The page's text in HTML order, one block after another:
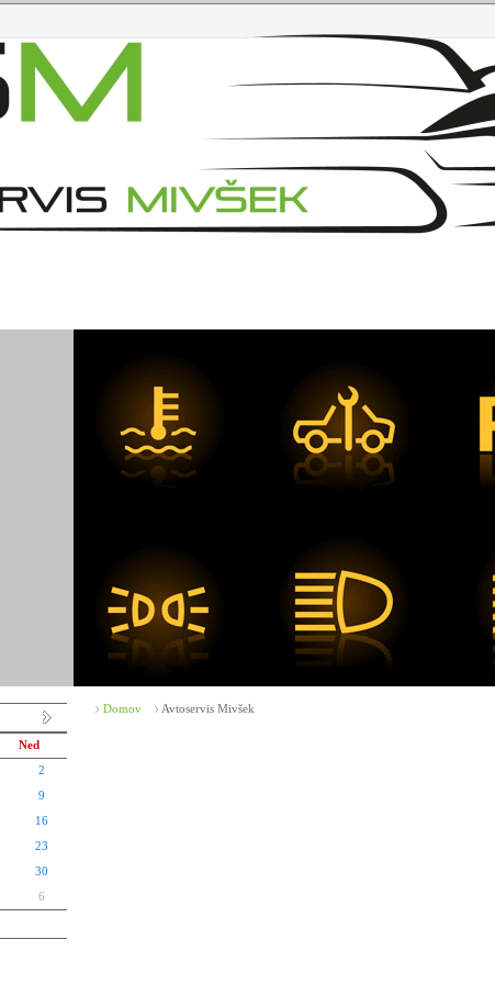
Ned
2
9
16
23
30
6
Domov Avtoservis Mivšek